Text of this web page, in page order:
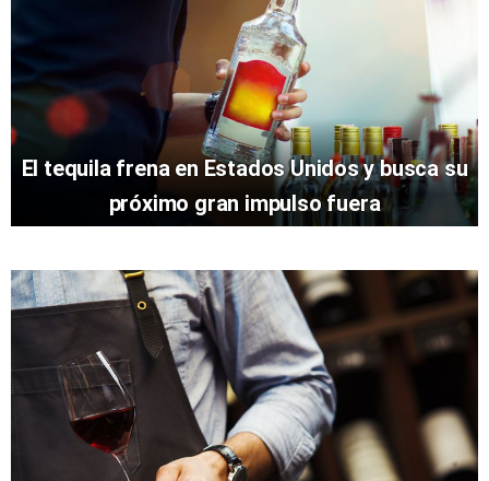
El tequila frena en Estados Unidos y busca su
próximo gran impulso fuera